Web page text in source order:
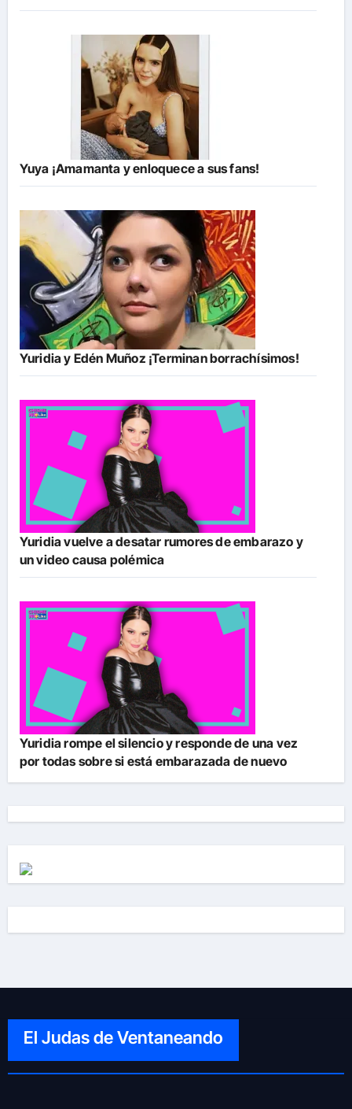
Yuya ¡Amamanta y enloquece a sus fans!
Yuridia y Edén Muñoz ¡Terminan borrachísimos!
Yuridia vuelve a desatar rumores de embarazo y
un video causa polémica
Yuridia rompe el silencio y responde de una vez
por todas sobre si está embarazada de nuevo
El Judas de Ventaneando